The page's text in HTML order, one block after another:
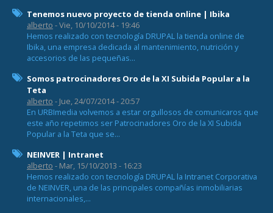
Tenemos nuevo proyecto de tienda online | Ibika
alberto - Vie, 10/10/2014 - 19:46
Hemos realizado con tecnología DRUPAL la tienda online de
Ibika, una empresa dedicada al mantenimiento, nutrición y
accesorios de las pequeñas...
Somos patrocinadores Oro de la XI Subida Popular a la
Teta
alberto - Jue, 24/07/2014 - 20:57
En URBImedia volvemos a estar orgullosos de comunicaros que
este año repetimos ser Patrocinadores Oro de la XI Subida
Popular a la Teta que se...
NEINVER | Intranet
alberto - Mar, 15/10/2013 - 16:23
Hemos realizado con tecnología DRUPAL la Intranet Corporativa
de NEINVER, una de las principales compañías inmobiliarias
internacionales,...